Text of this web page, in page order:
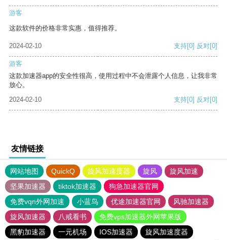
游客
这款软件的价格非常实惠，值得推荐。
2024-02-10 支持[0] 反对[0]
游客
这款加速器app的安全性很高，使用过程中不会泄露个人信息，让我非常
放心。
2024-02-10
支持[0] 反对[0]
友情链接
网站地图 QuickQ 旋风加速度器 旋风
旋风加速
坚果加速器
tiktok加速器
狗急加速器官网
免费vqn外网加速
小蓝鸟 优途加速器官网
风驰加速器
旋风加速器
八戒看书
免费vps加速器外网苹果版
黑豹加速器
一元机场 IOS加速器
旋风加速度器